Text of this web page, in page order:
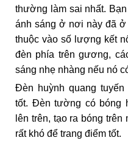
thường làm sai nhất.
ánh sáng ở nơi này đã
thuộc vào số lượng kết
đèn phía trên gương,
sáng nhẹ nhàng nếu nó
Đèn huỳnh quang
tốt. Đèn tường có bóng
lên trên, tạo ra bóng
rất khó để trang điểm tốt.